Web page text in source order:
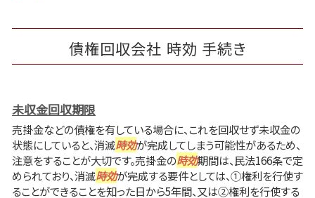
債権回収会社 時効 手続き
未収金回収期限
売掛金などの債権を有している場合に、これを回収せず未収金の
状態にしていると、消滅時効が完成してしまう可能性があるため、
注意をすることが大切です。売掛金の時効期間は、民法166条で定
められており、消滅時効が完成する要件としては、①権利を行使す
ることができることを知った日から5年間、又は②権利を行使する